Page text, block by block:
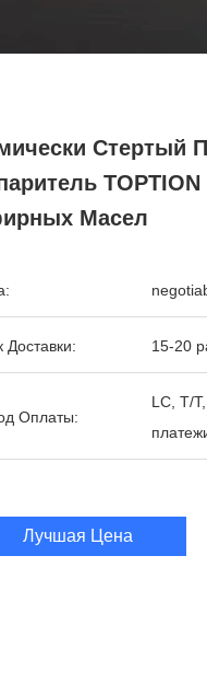
Стертый
Масел
Доставки: 15-20
Оплаты:
LC, T/
Лучшая Цена